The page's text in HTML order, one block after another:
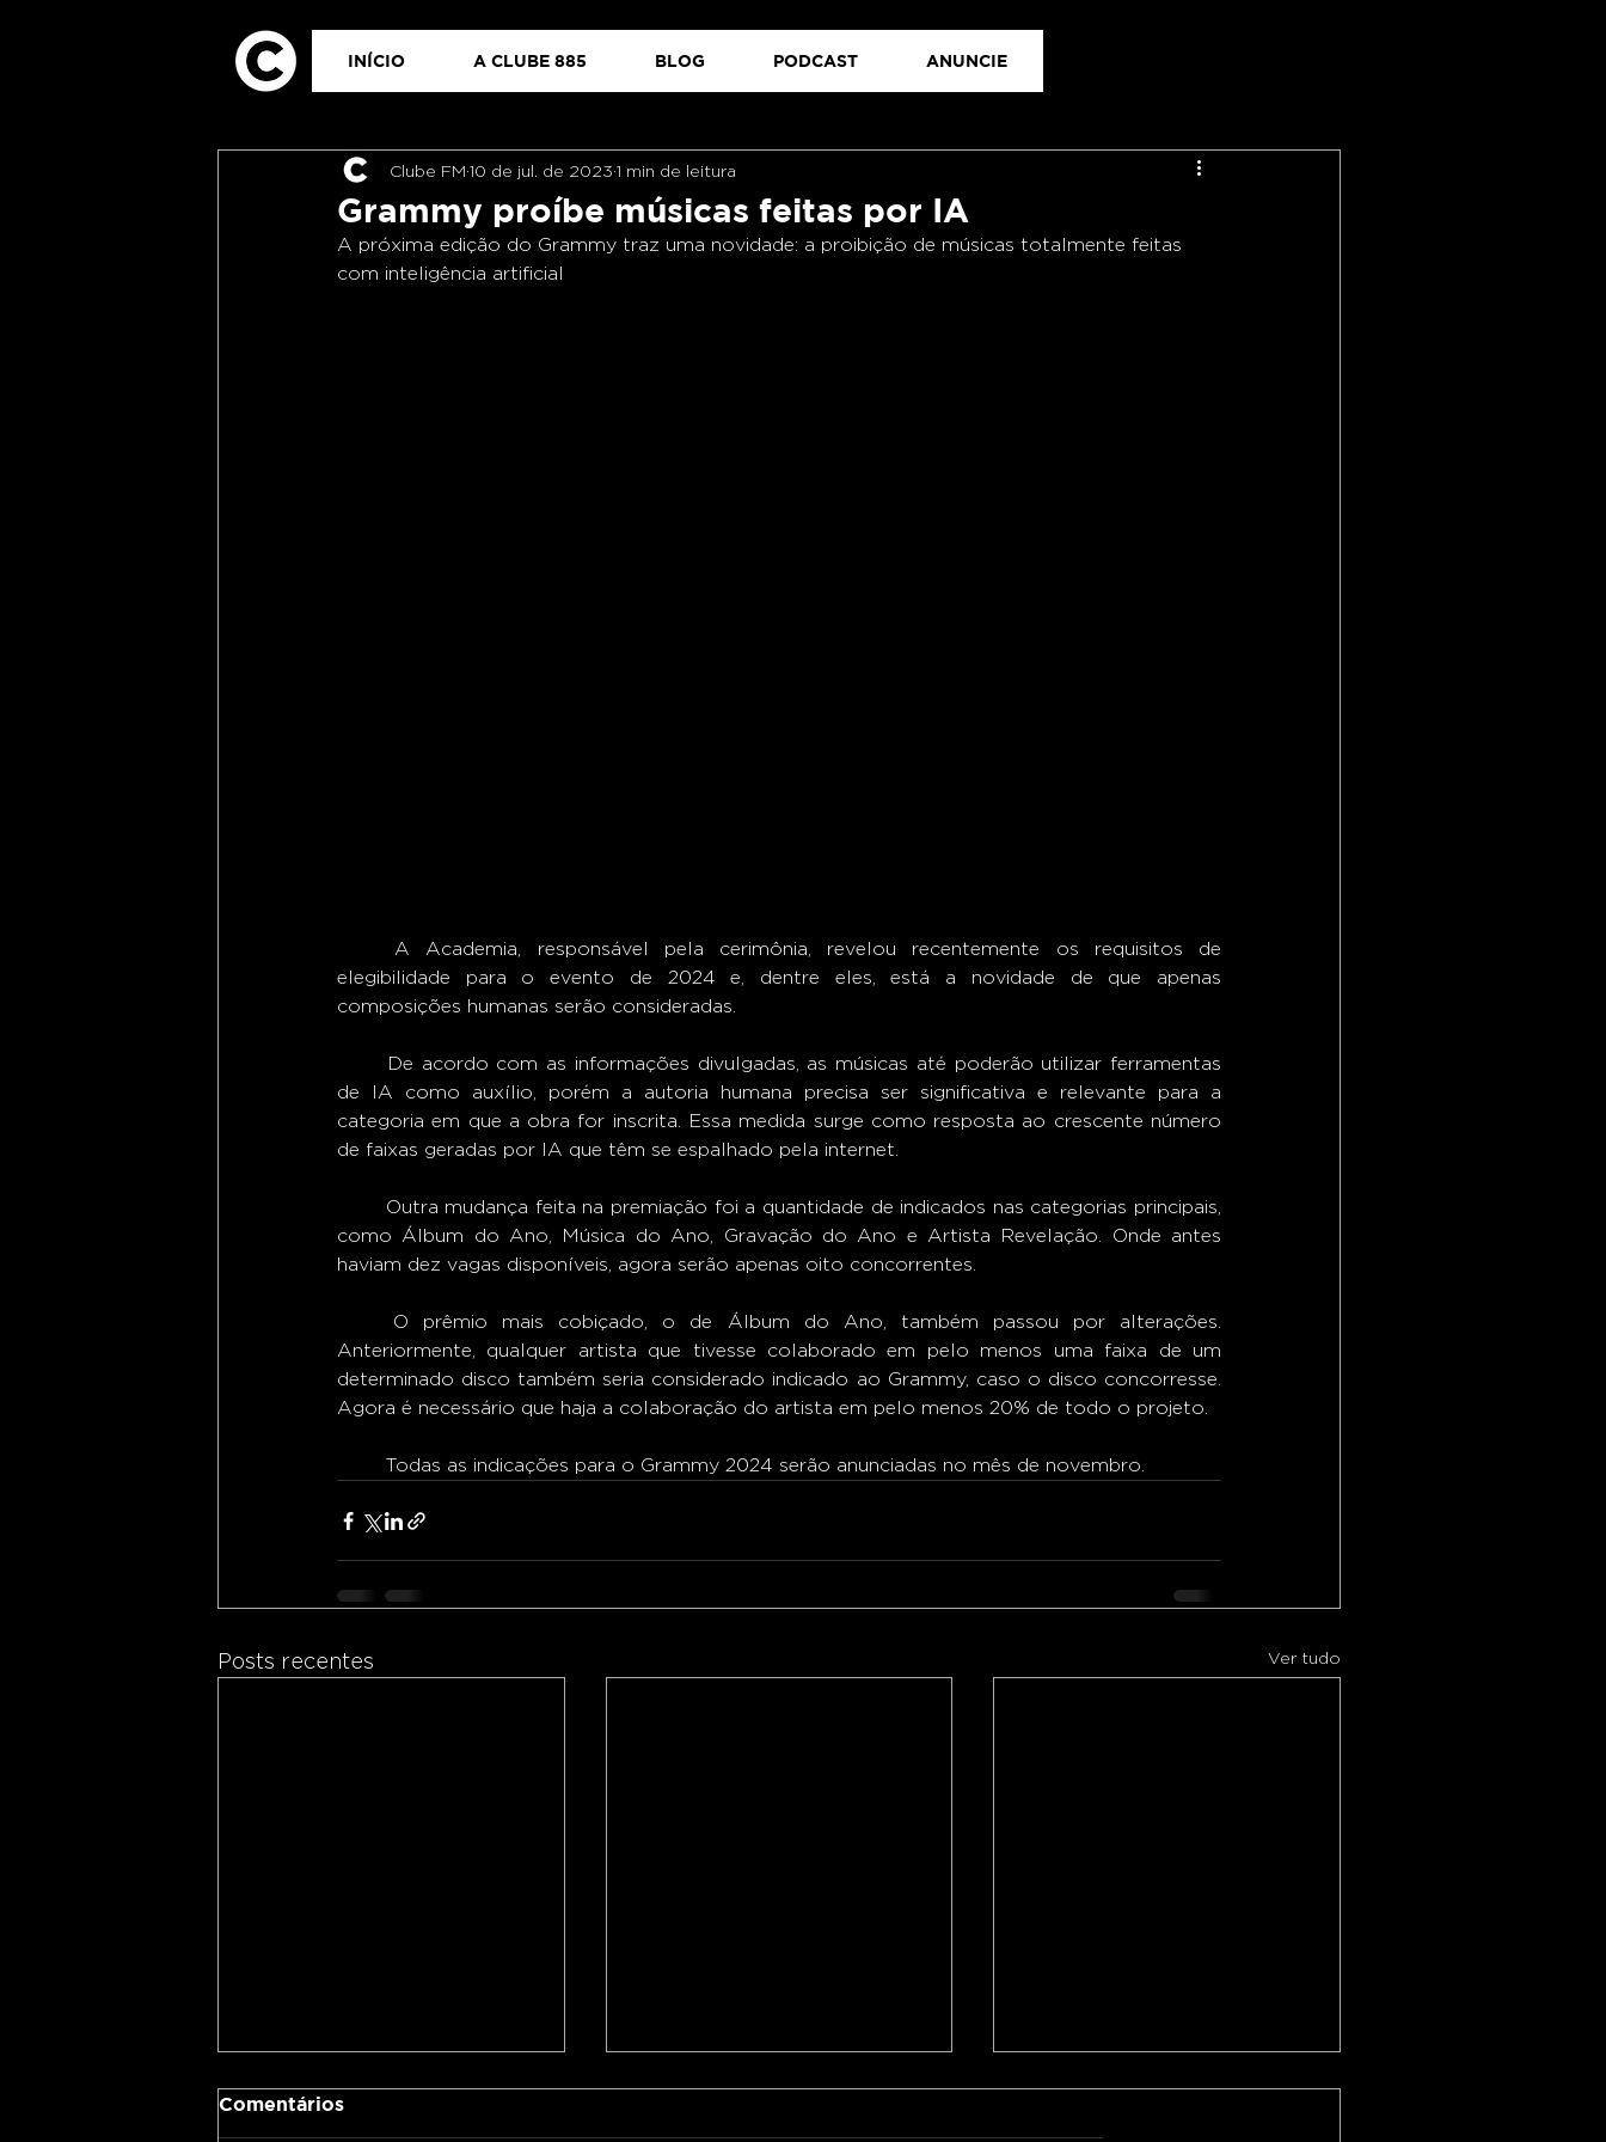
INÍCIO A CLUBE 885 BLOG PODCAST ANUNCIE
Grammy proíbe músicas feitas por IA
Clube FM 10 de jul. de 2023 1 min de leitura
A próxima edição do Grammy traz uma novidade: a proibição de músicas totalmente feitas
com inteligência artificial
elegibilidade para o evento de 2024 e, dentre eles, está a novidade de que apenas
composições humanas serão consideradas.
de IA como auxílio, porém a autoria humana precisa ser significativa e relevante para a
categoria em que a obra for inscrita. Essa medida surge como resposta ao crescente número
de faixas geradas por IA que têm se espalhado pela internet.
como Álbum do Ano, Música do Ano, Gravação do Ano e Artista Revelação. Onde antes
haviam dez vagas disponíveis, agora serão apenas oito concorrentes.
Anteriormente, qualquer artista que tivesse colaborado em pelo menos uma faixa de um
determinado disco também seria considerado indicado ao Grammy, caso o disco concorresse.
Agora é necessário que haja a colaboração do artista em pelo menos 20% de todo o projeto.
	Todas as indicações para o Grammy 2024 serão anunciadas no mês de novembro.
Posts recentes Ver tudo
Comentários